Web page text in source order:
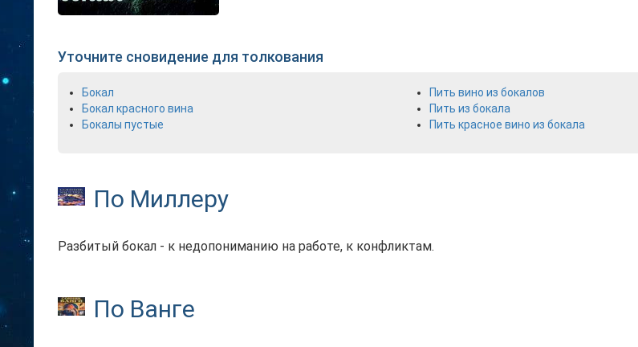
Уточните сновидение для толкования
Бокал
Бокал красного вина
Бокалы пустые
Пить вино из бокалов
Пить из бокала
Пить красное вино из бокала
По Миллеру
Разбитый бокал - к недопониманию на работе, к конфликтам.
По Ванге